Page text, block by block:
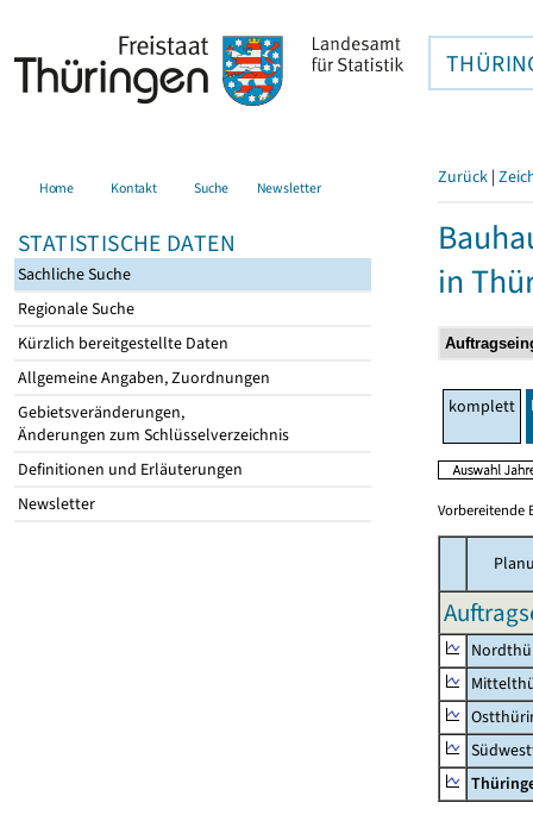
Home Kontakt Suche Newsletter
STATISTISCHE DATEN
Sachliche Suche
Regionale Suche
Kürzlich bereitgestellte Daten
Allgemeine Angaben, Zuordnungen
Gebietsveränderungen,
Änderungen zum Schlüsselverzeichnis
Definitionen und Erläuterungen
Newsletter
Zurück |
in
komplett
Vorbereitende